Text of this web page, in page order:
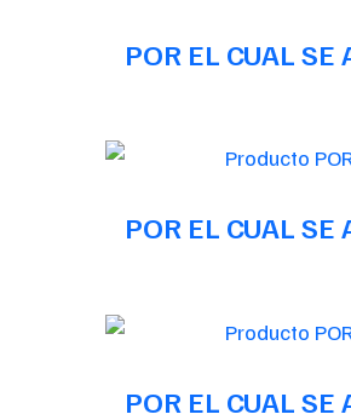
POR EL CUAL
POR EL CUAL
POR EL CUAL